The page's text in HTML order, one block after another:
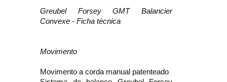
Greubel Forsey GMT Balancier
Convexe - Ficha técnica
Movimento
Movimento a corda manual patenteado